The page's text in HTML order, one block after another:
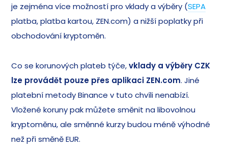
je zejména více možností pro vklady a výběry (SEPA
platba, platba kartou, ZEN.com) a nižší poplatky při
obchodování kryptoměn.
Co se korunových plateb týče,vklady a výběry CZK
lze provádět pouze přes aplikaci ZEN.com. Jiné
platební metody Binance v tuto chvíli nenabízí.
Vložené koruny pak můžete směnit na libovolnou
kryptoměnu, ale směnné kurzy budou méně výhodné
než při směně EUR.